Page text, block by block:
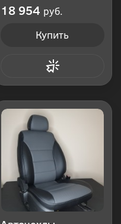
18 954 руб.
Купить